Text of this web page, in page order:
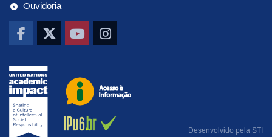
Ouvidoria
Ir pra UNAI
Desenvolvido pela STI